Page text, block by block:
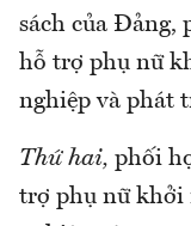
sách của Đảng,
hỗ trợ phụ nữ
nghiệp và phát
Thứ hai, phối
trợ phụ nữ khởi